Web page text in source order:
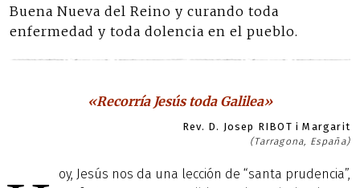
Buena Nueva del Reino y curando toda
enfermedad y toda dolencia en el pueblo.
«Recorría Jesús toda Galilea»
Rev. D. Josep RIBOT i Margarit
(Tarragona, España)
oy, Jesús nos da una lección de “santa prudencia”,